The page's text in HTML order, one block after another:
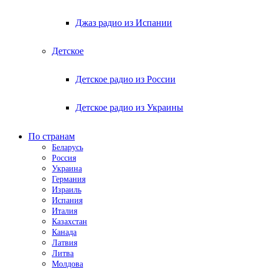
Джаз радио из Испании
Детское
Детское радио из России
Детское радио из Украины
По странам
Беларусь
Россия
Украина
Германия
Израиль
Испания
Италия
Казахстан
Канада
Латвия
Литва
Молдова